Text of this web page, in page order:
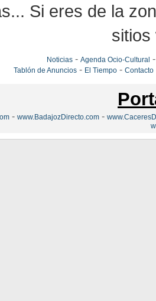
Si eres de la
sitios
Noticias -Agenda Ocio-Cultural
Tablón de Anuncios - El Tiempo -Contacto
- www.BadajozDirecto.com -